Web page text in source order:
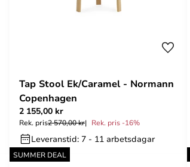
Tap Stool Ek/Caramel - Normann
Copenhagen
2 155,00 kr
Rek. pris2 570,00 kr Rek. pris -16%
Leveranstid: 7 - 11 arbetsdagar
SUMMER DEAL